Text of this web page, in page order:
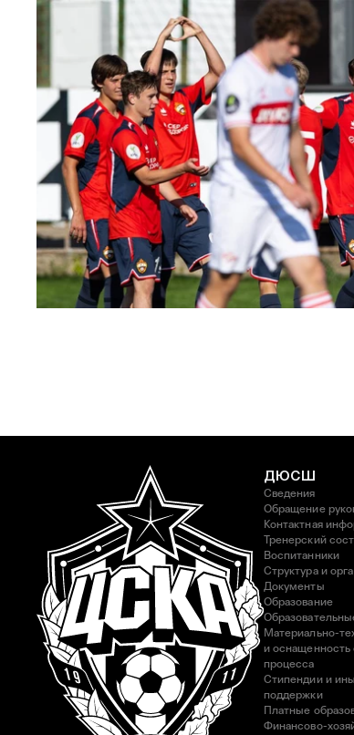
ЮФЛ: Московское дерби на «Октябре»
3 АВГУСТА 2026 14:15
ДЮСШ
Сведения
Обращение
Контактная
Тренерский
Воспитанники
Структура и
Документы
Образование
Материально-
и оснащенность
процесса
Стипендии и
поддержки
Платные
Финансово-